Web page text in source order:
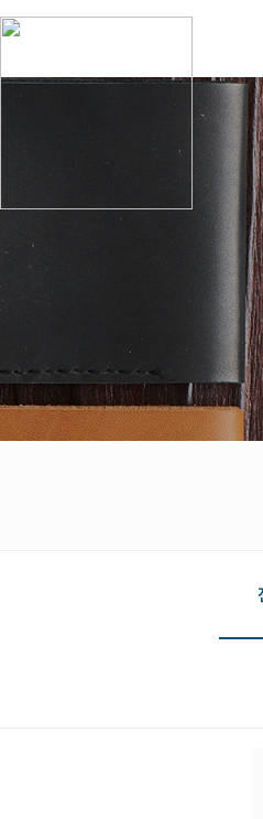
회사소개
공지사항
이용후기
이벤트